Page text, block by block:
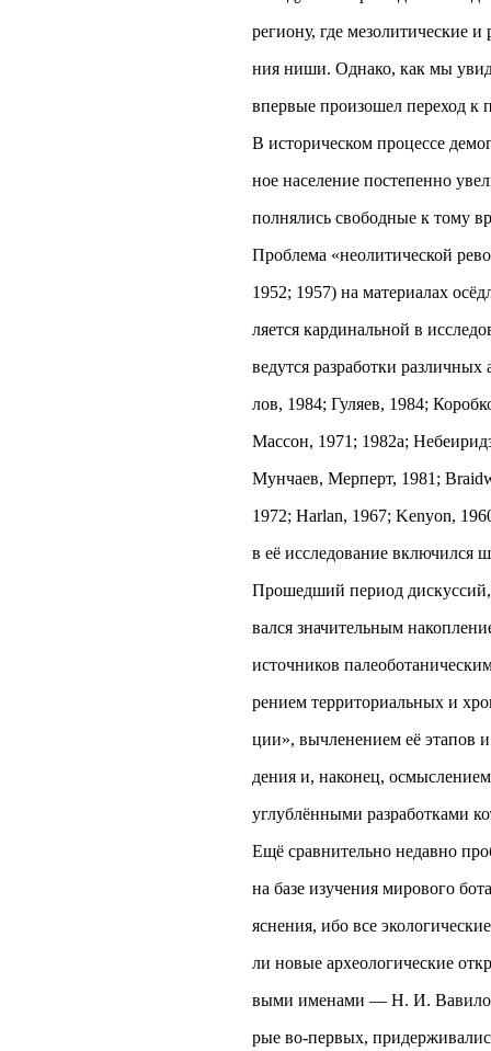
региону, где мезолитические
ния ниши. Однако, как мы
впервые произошел переход к
В историческом процессе
ное население постепенно
полнялись свободные к тому
Проблема «неолитической
1952; 1957) на материалах
ляется кардинальной в
ведутся разработки
лов, 1984; Гуляев, 1984;
Массон, 1971; 1982а;
Мунчаев, Мерперт, 1981;
1972; Harlan, 1967; Kenyon,
в её исследование включился
Прошедший период
вался значительным
источников
рением территориальных и
ции», вычленением её этапов
дения и, наконец,
углублёнными разработками
Ещё сравнительно недавно
на базе изучения мирового
яснения, ибо все
ли новые археологические
выми именами — Н. И.
рые во-первых,